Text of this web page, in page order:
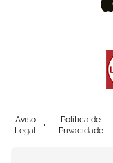
Aviso
Legal
Política de
Privacidade